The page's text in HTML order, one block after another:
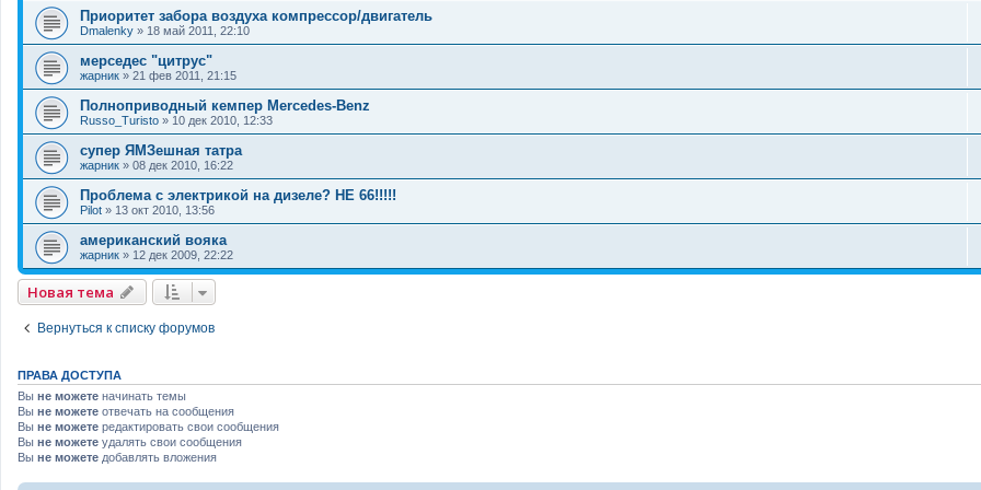
Приоритет забора воздуха компрессор/двигатель
Dmalenky » 18 май 2011, 22:10
мерседес "цитрус"
жарник » 21 фев 2011, 21:15
Полноприводный кемпер Mercedes-Benz
Russo_Turisto » 10 дек 2010, 12:33
супер ЯМЗешная татра
жарник » 08 дек 2010, 16:22
Проблема с электрикой на дизеле? НЕ 66!!!!!
Pilot » 13 окт 2010, 13:56
американский вояка
жарник » 12 дек 2009, 22:22
Новая тема
Вернуться к списку форумов
ПРАВА ДОСТУПА
Вы не можете начинать темы
Вы не можете отвечать на сообщения
Вы не можете редактировать свои сообщения
Вы не можете удалять свои сообщения
Вы не можете добавлять вложения